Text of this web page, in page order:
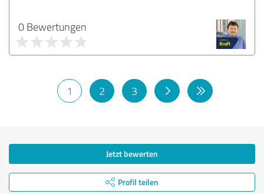
0 Bewertungen
1 2 3
Jetzt bewerten
Profil teilen